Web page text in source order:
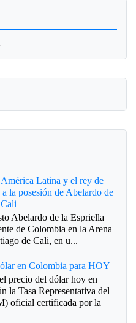
América Latina y el rey de
a la posesión de Abelardo de
Abelardo de la Espriella
de Colombia en la Arena
de Cali, en u...
en Colombia para HOY
precio del dólar hoy en
la Tasa Representativa del
oficial certificada por la